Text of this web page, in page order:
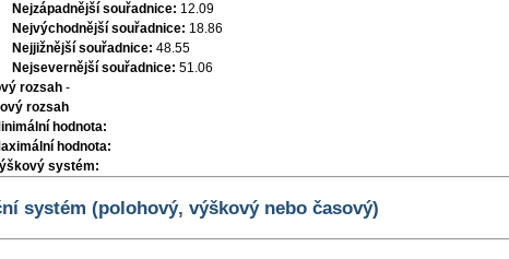
Nejzápadnější souřadnice: 12.09
Nejvýchodnější souřadnice: 18.86
Nejjižnější souřadnice: 48.55
Nejsevernější souřadnice: 51.06
rozsah -
rozsah
hodnota:
hodnota:
systém:
systém (polohový, výškový nebo časový)